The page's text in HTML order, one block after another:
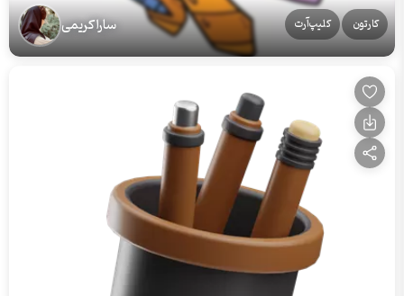
کارتون کلیپ‌آرت سارا کریمی